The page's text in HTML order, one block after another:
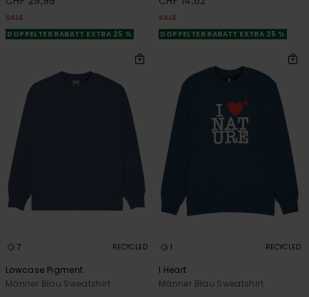
SALE
DOPPELTER RABATT EXTRA 25 %
SALE
DOPPELTER RABATT EXTRA 25 %
7 RECYCLED
Lowcase Pigment
Männer Blau Sweatshirt
1 RECYCLED
I Heart
Männer Blau Sweatshirt